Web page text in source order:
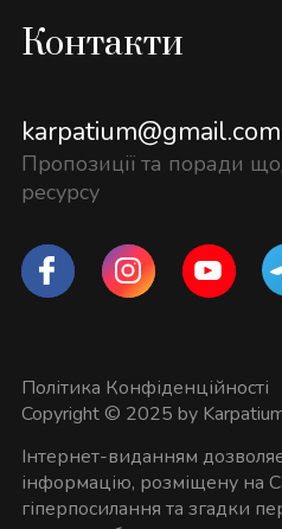
Контакти
karpatium@gmail.com
Пропозиції та поради
ресурсу
Політика Конфіденційності
Copyright © 2025 by
Інтернет-виданням
інформацію, розміщену на
гіперпосилання та згадки